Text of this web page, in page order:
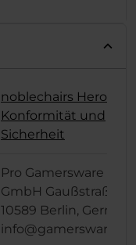
noblechairs Hero
Konformität und
Sicherheit
Pro Gamersware
GmbH Gaußstraße 1,
10589 Berlin,